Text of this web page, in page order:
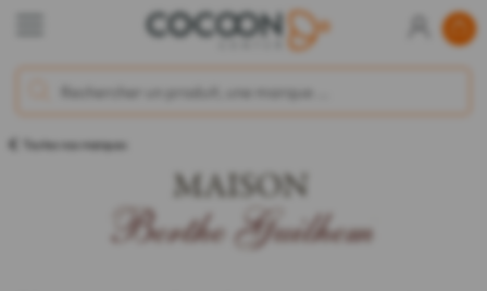
Toutes nos marques